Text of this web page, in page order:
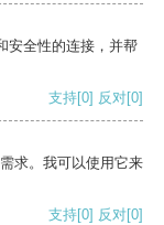
安全性的连接，并帮
支持[0] 反对[0]
求。我可以使用它来
支持[0] 反对[0]